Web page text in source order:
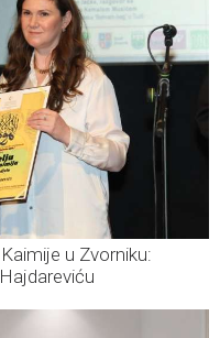
u Zvorniku: